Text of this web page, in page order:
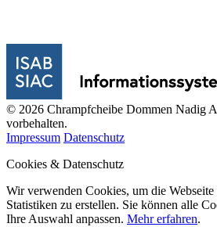
© 2026 Chrampfcheibe Dommen Nadig
vorbehalten.
Impressum Datenschutz
Cookies & Datenschutz
Wir verwenden Cookies, um die
Statistiken zu erstellen. Sie können alle
Ihre Auswahl anpassen. Mehr erfahren.